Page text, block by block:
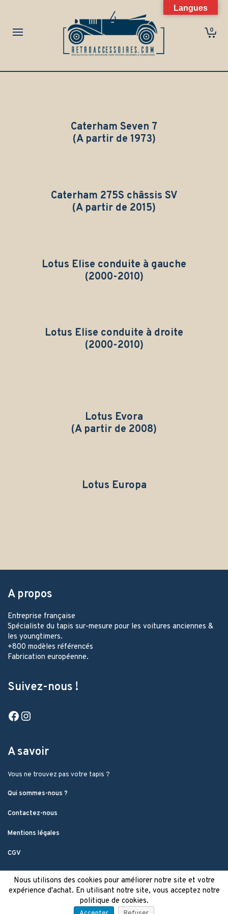
0
Caterham Seven 7
(A partir de 1973)
Caterham 275S châssis SV
(A partir de 2015)
Lotus Elise conduite à gauche
(2000-2010)
Lotus Elise conduite à droite
(2000-2010)
Lotus Evora
(A partir de 2008)
Lotus Europa
A propos
Entreprise française
Spécialiste du tapis sur-mesure pour les voitures anciennes &
les youngtimers.
+800 modèles référencés
Fabrication européenne.
Suivez-nous !
Facebook
A savoir
Vous ne trouvez pas votre tapis ?
Qui sommes-nous ?
Contactez-nous
Mentions légales
CGV
Langues
Nous utilisons des cookies pour améliorer notre site et votre
expérience d'achat. En utilisant notre site, vous acceptez notre
politique de cookies.